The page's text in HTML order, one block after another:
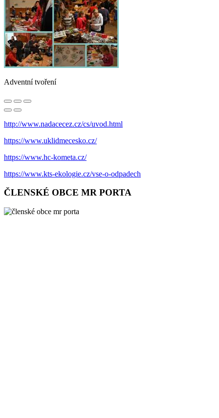
Adventní tvoření
http://www.nadacecez.cz/cs/uvod.html
https://www.uklidmecesko.cz/
https://www.hc-kometa.cz/
https://www.kts-ekologie.cz/vse-o-odpadech
ČLENSKÉ OBCE MR PORTA